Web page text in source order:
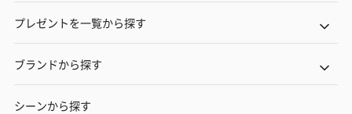
プレゼントを一覧から探す
ブランドから探す
シーンから探す